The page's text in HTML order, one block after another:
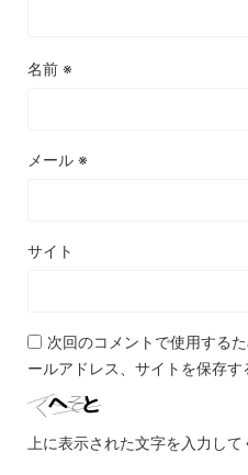
名前 ※
メール ※
サイト
次回のコメントで使用する
ールアドレス、サイトを保存す
上に表示された文字を入力して